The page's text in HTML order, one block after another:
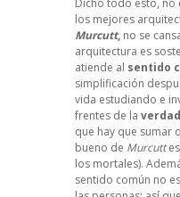
Dicho todo esto, no
los mejores
Murcutt, no se
arquitectura es
atiende al sentido
simplificación
vida estudiando e
frentes de la
que hay que sumar
bueno de Murcutt
los mortales).
sentido común no